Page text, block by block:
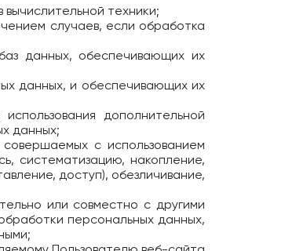
техники;
случаев, если обработка
данных, обеспечивающих их
данных, и обеспечивающих их
дополнительной
данных;
с использованием
систематизацию, накопление,
доступ), обезличивание,
или совместно с другими
персональных данных,